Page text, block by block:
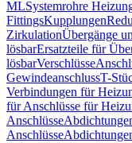
MLSystemrohre
FittingsKupplungen
ZirkulationÜbergänge
lösbarErsatzteile für
lösbarVerschlüsse
GewindeanschlussT-
Verbindungen für
für Anschlüsse für
Anschlüsse
Anschlüsse